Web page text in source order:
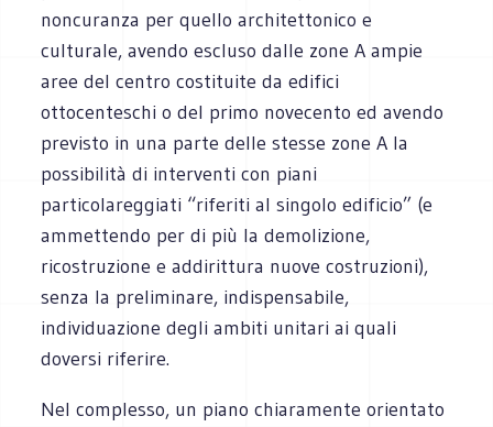
noncuranza per quello architettonico e
culturale, avendo escluso dalle zone A ampie
aree del centro costituite da edifici
ottocenteschi o del primo novecento ed avendo
previsto in una parte delle stesse zone A la
possibilità di interventi con piani
particolareggiati “riferiti al singolo edificio” (e
ammettendo per di più la demolizione,
ricostruzione e addirittura nuove costruzioni),
senza la preliminare, indispensabile,
individuazione degli ambiti unitari ai quali
doversi riferire.
Nel complesso, un piano chiaramente orientato